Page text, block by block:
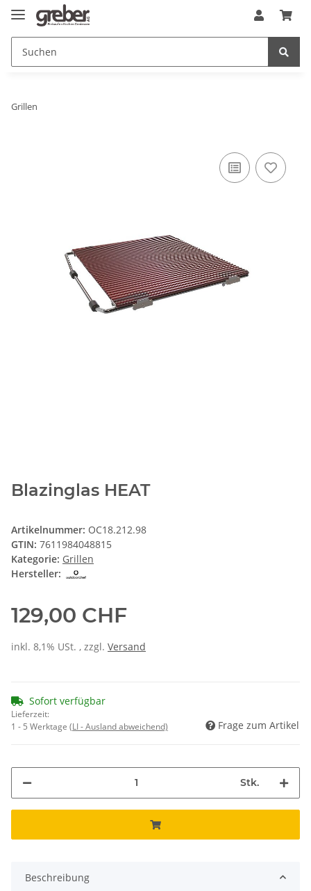
Grillen
Blazinglas HEAT
Artikelnummer: OC18.212.98
GTIN: 7611984048815
Kategorie: Grillen
Hersteller:
129,00 CHF
inkl. 8,1% USt. , zzgl. Versand
Sofort verfügbar
Lieferzeit:
1 - 5 Werktage (LI - Ausland abweichend) Frage zum Artikel
Stk.
Beschreibung